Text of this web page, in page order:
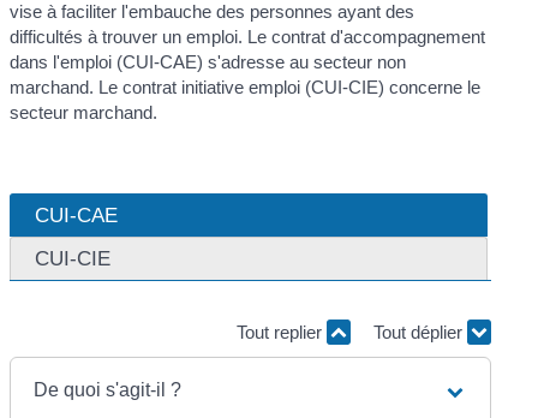
vise à faciliter l'embauche des personnes ayant des
difficultés à trouver un emploi. Le contrat d'accompagnement
dans l'emploi (CUI-CAE) s'adresse au secteur non
marchand. Le contrat initiative emploi (CUI-CIE) concerne le
secteur marchand.
CUI-CAE
CUI-CIE
Tout replier Tout déplier
De quoi s'agit-il ?